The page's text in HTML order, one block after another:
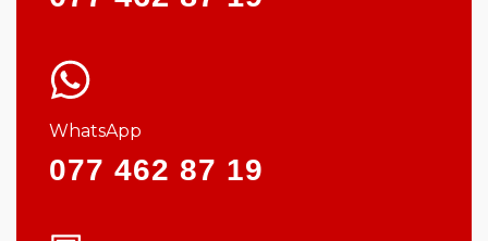
WhatsApp
077 462 87 19